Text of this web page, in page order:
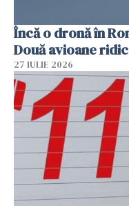
Încă o dronă în
Două avioane
27 IULIE 2026